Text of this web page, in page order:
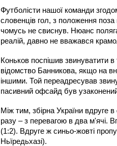
Футболісти нашої команди
словенців гол, з положення
чомусь не свиснув. Нюанс
реалій, давно не вважався
Коньков поспішив звинуватити
відомство Банникова, якщо на
іншими. Той переадресував
пасивний офсайд був
Між тим, збірна України вдруге
разу – з перевагою в два м'ячі.
(1:2). Вдруге ж синьо-жовті
Ньїредьхазі).